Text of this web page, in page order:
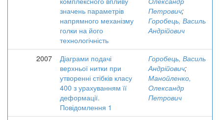
значень параметрів
напрямного механізму
голки на його
технологічність
Петрович;
Горобець, Василь
Андрійович
2007
Діаграми подачі
верхньої нитки при
утворенні стібків класу
400 з урахуванням її
деформації.
Повідомлення 1
Горобець, Василь
Андрійович;
Манойленко,
Олександр
Петрович